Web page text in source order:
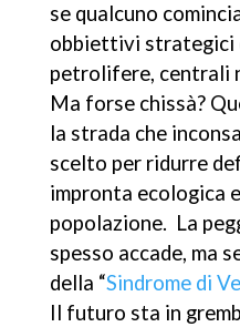
se qualcuno
obbiettivi strategici
petrolifere, centrali
Ma forse chissà?
la strada che
scelto per ridurre
impronta ecologica
popolazione. La
spesso accade, ma
della “Sindrome di
Il futuro sta in